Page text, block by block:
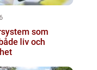
som
liv och